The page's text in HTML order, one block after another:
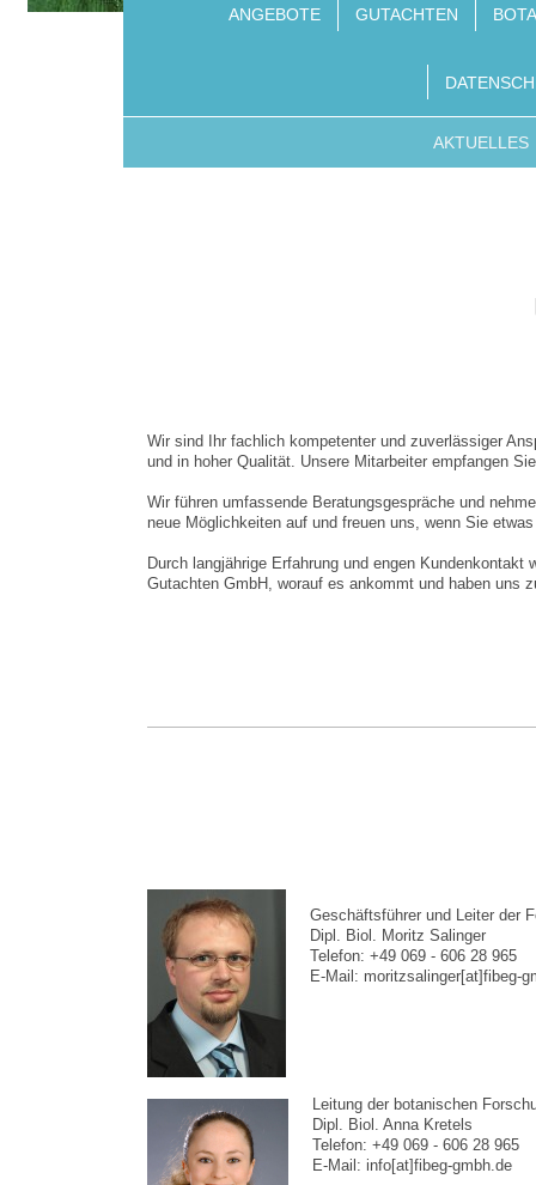
ANGEBOTE GUTACHTEN
AKTUELLES
Wir sind Ihr fachlich kompetenter und zuverlässiger
und in hoher Qualität. Unsere Mitarbeiter empfangen
Wir führen umfassende Beratungsgespräche und
neue Möglichkeiten auf und freuen uns, wenn Sie
Durch langjährige Erfahrung und engen
Gutachten GmbH, worauf es ankommt und haben uns
Geschäftsführer und Leiter der
Dipl. Biol. Moritz Salinger
Telefon: +49 069 - 606 28 965
E-Mail: moritzsalinger[at]fibeg-
Leitung der botanischen
Dipl. Biol. Anna Kretels
Telefon: +49 069 - 606 28 965
E-Mail: info[at]fibeg-gmbh.de